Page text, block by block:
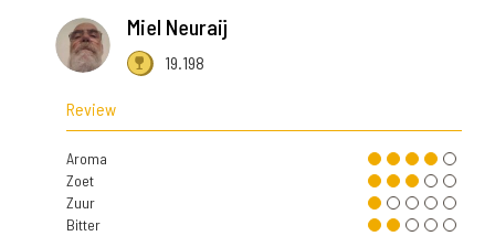
Miel Neuraij
19.198
Review
Aroma
Zoet
Zuur
Bitter